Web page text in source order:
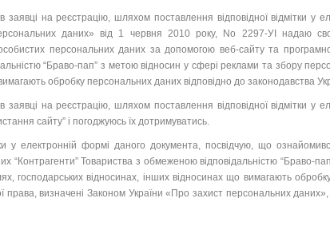
на реєстрацію, шляхом поставлення відповідної відмітки у
даних» від 1 червня 2010 року, No 2297-УІ надаю
персональних даних за допомогою веб-сайту та
“Браво-пап” з метою відносин у сфері реклами та збору
обробку персональних даних відповідно до законодавства
на реєстрацію, шляхом поставлення відповідної відмітки у
сайту” і погоджуюсь їх дотримуватись.
у електронній формі даного документа, посвідчую, що
“Контрагенти” Товариства з обмеженою відповідальністю “Браво-
господарських відносинах, інших відносинах що вимагають
права, визначені Законом України «Про захист персональних